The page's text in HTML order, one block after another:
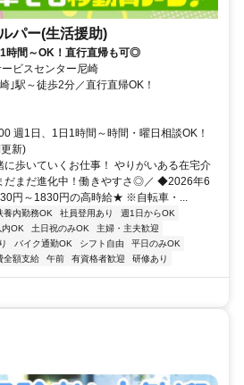
パー(生活援助)
時間～OK！直行直帰も可◎
ビスセンター尼崎
｣駅～徒歩2分／直行直帰OK！
週1日、1日1時間～時間・曜日相談OK！
新)
歩いていくお仕事！ やりがいある在宅介
だまだ進化中！働きやすさ◎／ ◆2026年6
円～1830円の高時給★ ※自転車・...
養内勤務OK 社員登用あり
週1日からOK
OK 土日祝のみOK
主婦・主夫歓迎
バイク通勤OK シフト自由
平日のみOK
全額支給 午前 有資格者歓迎 研修あり